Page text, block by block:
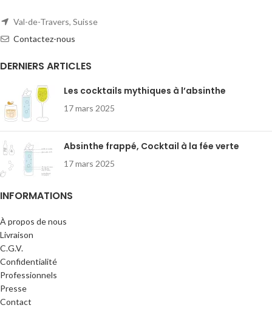
Val-de-Travers, Suisse
Contactez-nous
DERNIERS ARTICLES
Les cocktails mythiques à l’absinthe
17 mars 2025
Absinthe frappé, Cocktail à la fée verte
17 mars 2025
INFORMATIONS
À propos de nous
Livraison
C.G.V.
Confidentialité
Professionnels
Presse
Contact